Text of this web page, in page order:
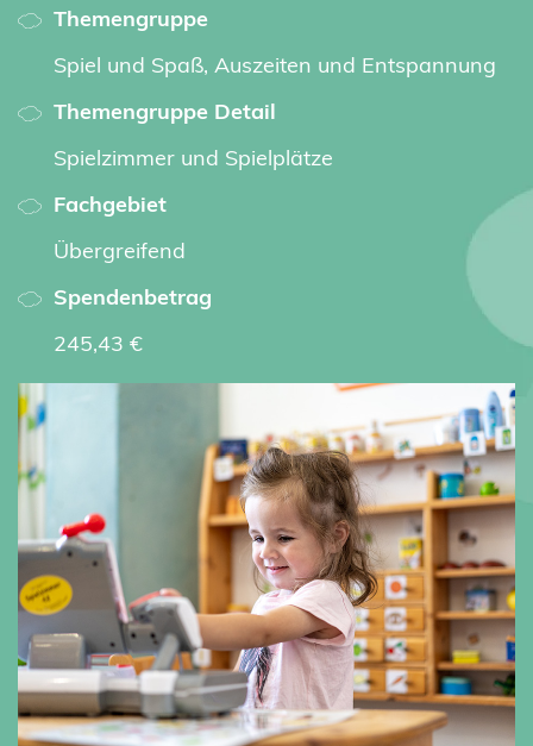
Themengruppe
Spiel und Spaß, Auszeiten und Entspannung
Themengruppe Detail
Spielzimmer und Spielplätze
Fachgebiet
Übergreifend
Spendenbetrag
245,43 €